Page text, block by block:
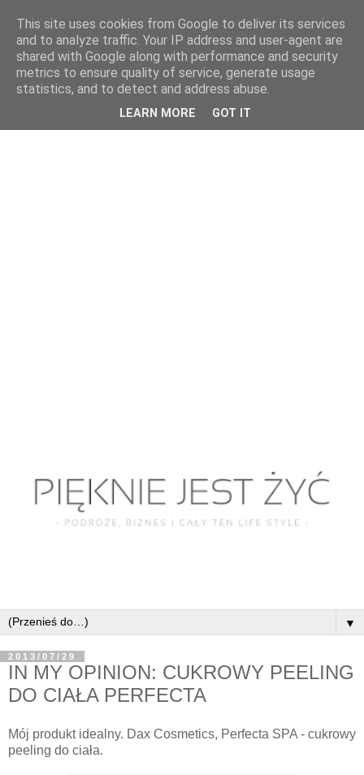
▼
2013/07/29
IN MY OPINION: CUKROWY PEELING
DO CIAŁA PERFECTA
Mój produkt idealny. Dax Cosmetics, Perfecta SPA - cukrowy
peeling do ciała.
This site uses cookies from Google to deliver its services
and to analyze traffic. Your IP address and user-agent are
shared with Google along with performance and security
metrics to ensure quality of service, generate usage
statistics, and to detect and address abuse.
LEARN MORE GOT IT